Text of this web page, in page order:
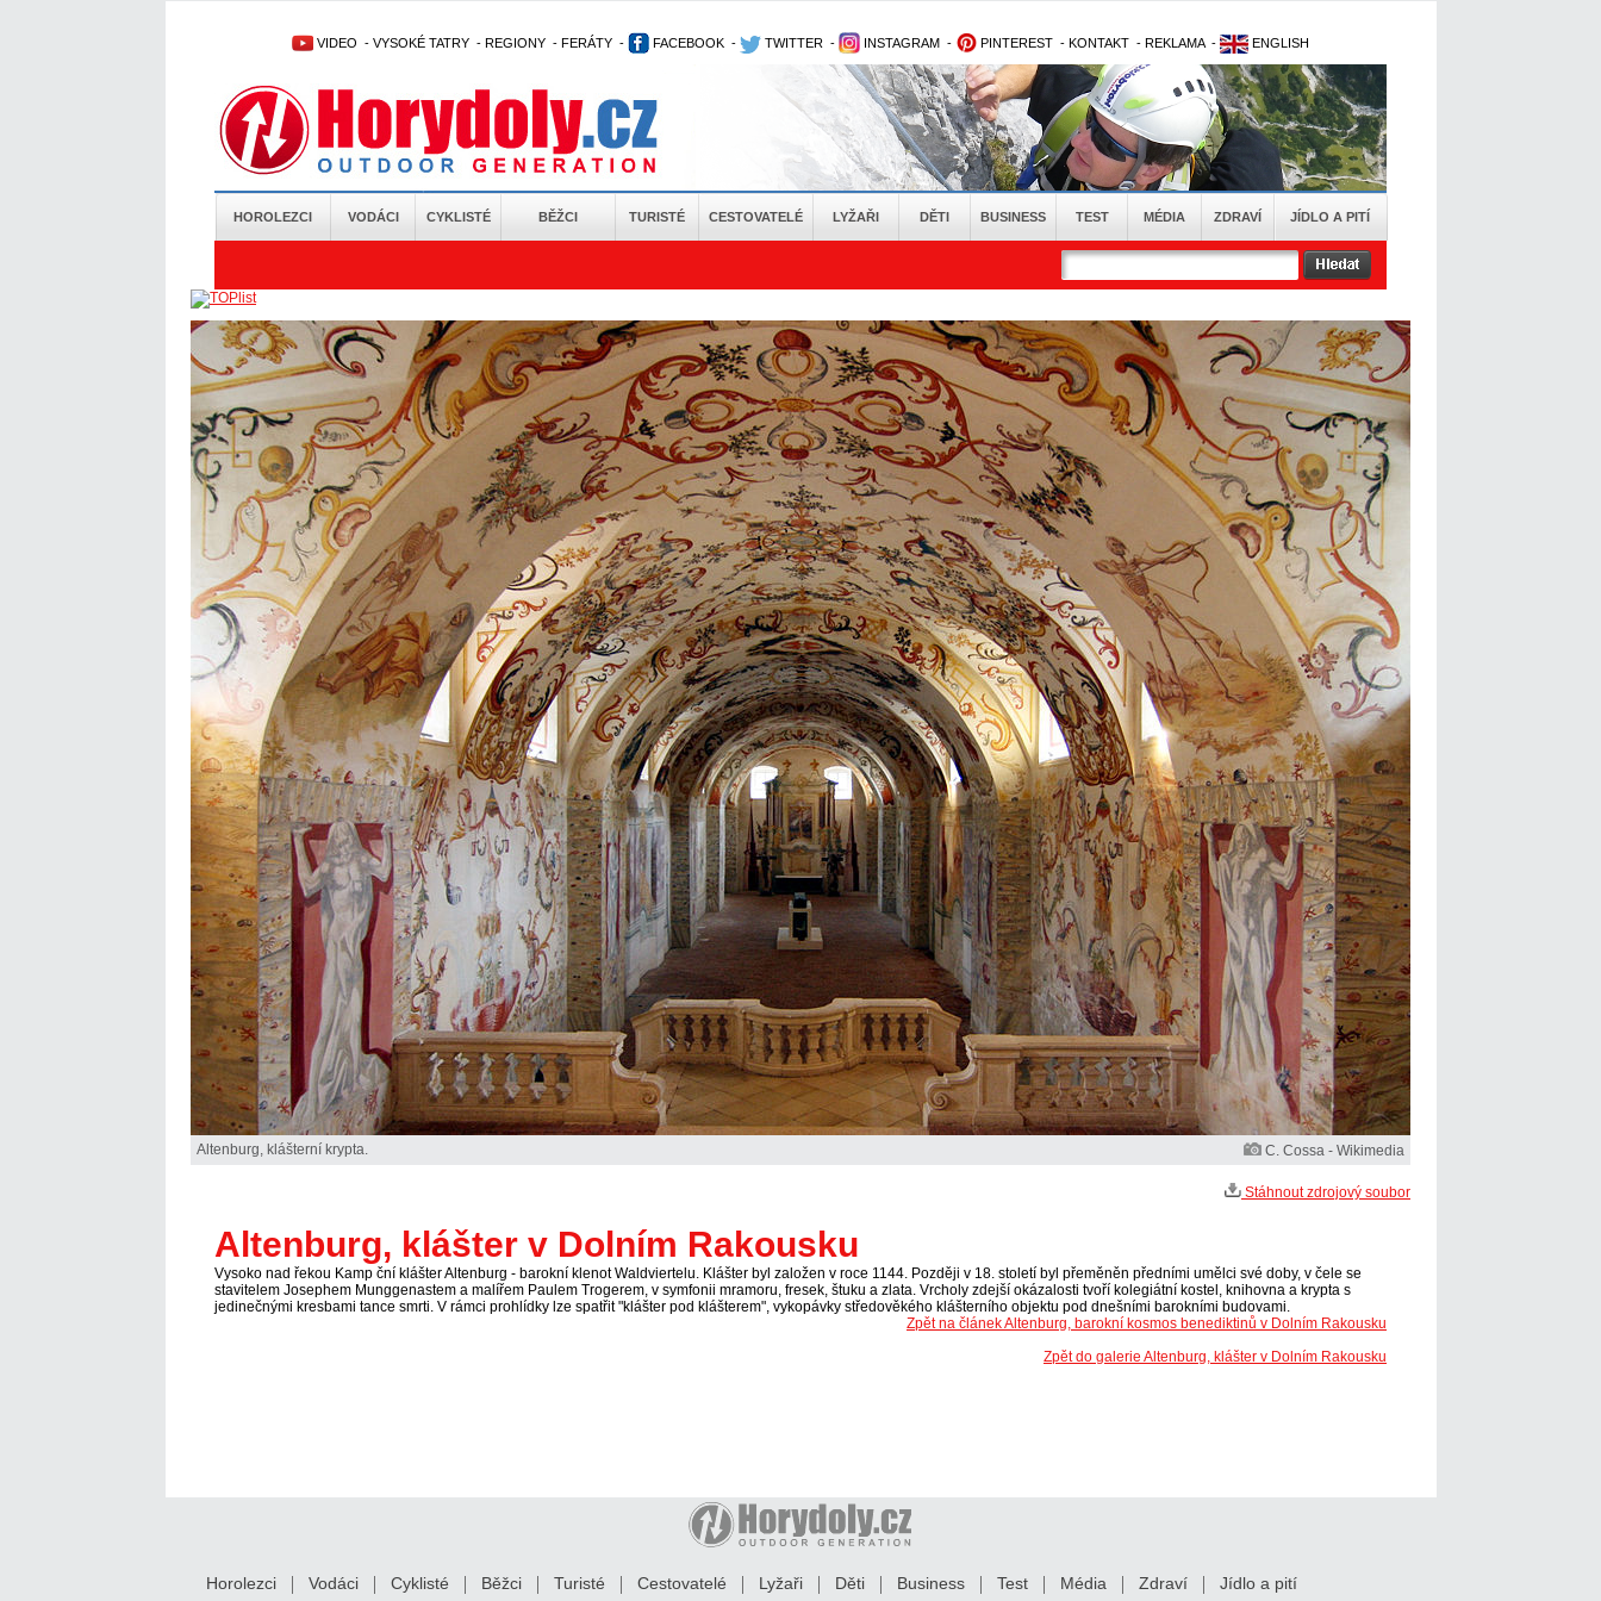
VIDEO - VYSOKÉ TATRY - REGIONY - FERÁTY - FACEBOOK - TWITTER - INSTAGRAM - PINTEREST - KONTAKT - REKLAMA - ENGLISH
HOROLEZCI VODÁCI CYKLISTÉ BĚŽCI TURISTÉ CESTOVATELÉ LYŽAŘI DĚTI BUSINESS TEST MÉDIA ZDRAVÍ JÍDLO A PITÍ
Altenburg, klášterní krypta. C. Cossa - Wikimedia
Stáhnout zdrojový soubor
Altenburg, klášter v Dolním Rakousku
Vysoko nad řekou Kamp ční klášter Altenburg - barokní klenot Waldviertelu. Klášter byl založen v roce 1144. Později v 18. století byl přeměněn předními umělci své doby, v čele se
stavitelem Josephem Munggenastem a malířem Paulem Trogerem, v symfonii mramoru, fresek, štuku a zlata. Vrcholy zdejší okázalosti tvoří kolegiátní kostel, knihovna a krypta s
jedinečnými kresbami tance smrti. V rámci prohlídky lze spatřit "klášter pod klášterem", vykopávky středověkého klášterního objektu pod dnešními barokními budovami.
Zpět na článek Altenburg, barokní kosmos benediktinů v Dolním Rakousku
Zpět do galerie Altenburg, klášter v Dolním Rakousku
Horolezci Vodáci Cyklisté Běžci Turisté Cestovatelé Lyžaři Děti Business Test Média Zdraví Jídlo a pití